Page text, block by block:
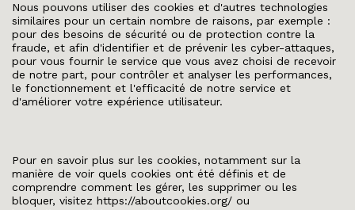
Nous pouvons utiliser des cookies et d'autres technologies
similaires pour un certain nombre de raisons, par exemple :
pour des besoins de sécurité ou de protection contre la
fraude, et afin d'identifier et de prévenir les cyber-attaques,
pour vous fournir le service que vous avez choisi de recevoir
de notre part, pour contrôler et analyser les performances,
le fonctionnement et l'efficacité de notre service et
d'améliorer votre expérience utilisateur.
Pour en savoir plus sur les cookies, notamment sur la
manière de voir quels cookies ont été définis et de
comprendre comment les gérer, les supprimer ou les
bloquer, visitez https://aboutcookies.org/ ou